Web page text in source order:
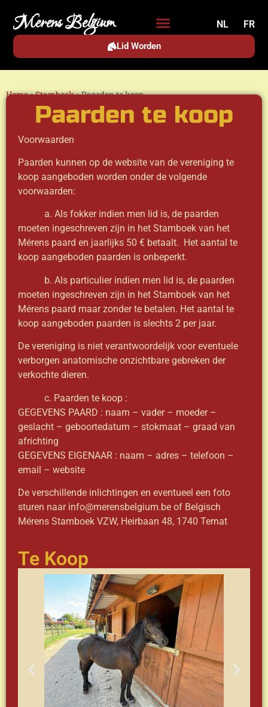
Merens Belgium NL FR
Lid Worden
Home»Stamboek»Paarden te koop
Paarden te koop
Voorwaarden
Paarden kunnen op de website van de vereniging te
koop aangeboden worden onder de volgende
voorwaarden:
a. Als fokker indien men lid is, de paarden
moeten ingeschreven zijn in het Stamboek van het
Mérens paard en jaarlijks 50 € betaalt. Het aantal te
koop aangeboden paarden is onbeperkt.
b. Als particulier indien men lid is, de paarden
moeten ingeschreven zijn in het Stamboek van het
Mérens paard maar zonder te betalen. Het aantal te
koop aangeboden paarden is slechts 2 per jaar.
De vereniging is niet verantwoordelijk voor eventuele
verborgen anatomische onzichtbare gebreken der
verkochte dieren.
c. Paarden te koop :
GEGEVENS PAARD : naam – vader – moeder –
geslacht – geboortedatum – stokmaat – graad van
africhting
GEGEVENS EIGENAAR : naam – adres – telefoon –
email – website
De verschillende inlichtingen en eventueel een foto
sturen naar info@merensbelgium.be of Belgisch
Mérens Stamboek VZW, Heirbaan 48, 1740 Ternat
Te Koop